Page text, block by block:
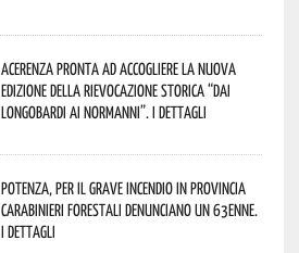
Acerenza pronta ad accogliere la nuova
edizione della rievocazione storica “Dai
Longobardi ai Normanni”. I dettagli
Potenza, per il grave incendio in Provincia
Carabinieri forestali denunciano un 63enne.
I dettagli